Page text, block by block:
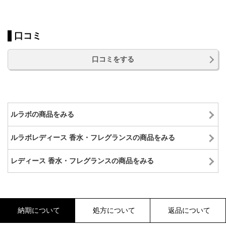
口コミ
口コミをする
ルラボの商品をみる
ルラボレディース 香水・フレグランスの商品をみる
レディース 香水・フレグランスの商品をみる
納期について 処方について 返品について